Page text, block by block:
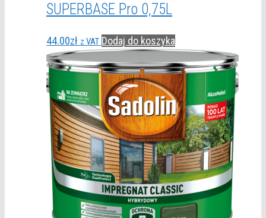
SUPERBASE Pro 0,75L
44.00zł z VAT Dodaj do koszyka